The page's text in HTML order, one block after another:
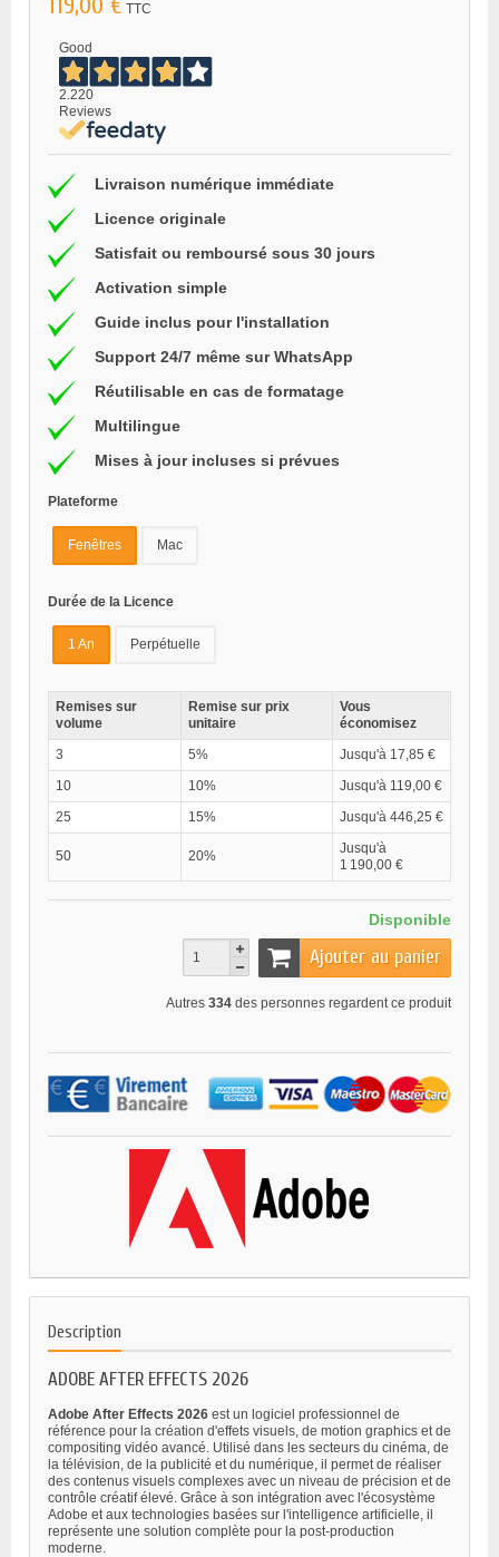
TTC
Good
2.220
Reviews
Livraison numérique immédiate
Licence originale
Satisfait ou remboursé sous 30 jours
Activation simple
Guide inclus pour l'installation
Support 24/7 même sur WhatsApp
Réutilisable en cas de formatage
Multilingue
Mises à jour incluses si prévues
Plateforme
Fenêtres Mac
Durée de la Licence
1 An Perpétuelle
Remises sur
volume
Remise sur prix
unitaire
Vous
économisez
3
5%
Jusqu'à 17,85 €
10
10%
Jusqu'à 119,00 €
25
15% Jusqu'à 446,25 €
50 20%
Jusqu'à
1 190,00 €
Disponible
Ajouter au panier
Autres 334 des personnes regardent ce produit
Description
ADOBE AFTER EFFECTS 2026
Adobe After Effects 2026 est un logiciel professionnel de
référence pour la création d'effets visuels, de motion graphics et de
compositing vidéo avancé. Utilisé dans les secteurs du cinéma, de
la télévision, de la publicité et du numérique, il permet de réaliser
des contenus visuels complexes avec un niveau de précision et de
contrôle créatif élevé. Grâce à son intégration avec l'écosystème
Adobe et aux technologies basées sur l'intelligence artificielle, il
représente une solution complète pour la post-production
moderne.